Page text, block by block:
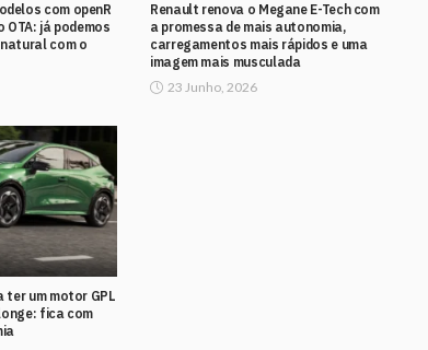
com openR
já podemos
com o
Renault renova o Megane E-Tech com
a promessa de mais autonomia,
carregamentos mais rápidos e uma
imagem mais musculada
23 Junho, 2026
ter um motor GPL
fica com